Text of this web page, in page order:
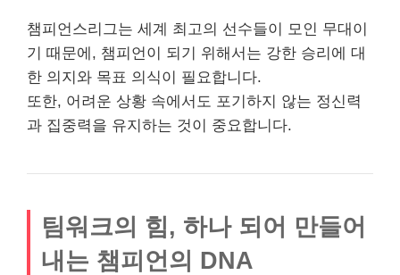
챔피언스리그는 세계 최고의 선수들이 모인 무대이
기 때문에, 챔피언이 되기 위해서는 강한 승리에 대
한 의지와 목표 의식이 필요합니다.
또한, 어려운 상황 속에서도 포기하지 않는 정신력
과 집중력을 유지하는 것이 중요합니다.
팀워크의 힘, 하나 되어 만들어
내는 챔피언의 DNA